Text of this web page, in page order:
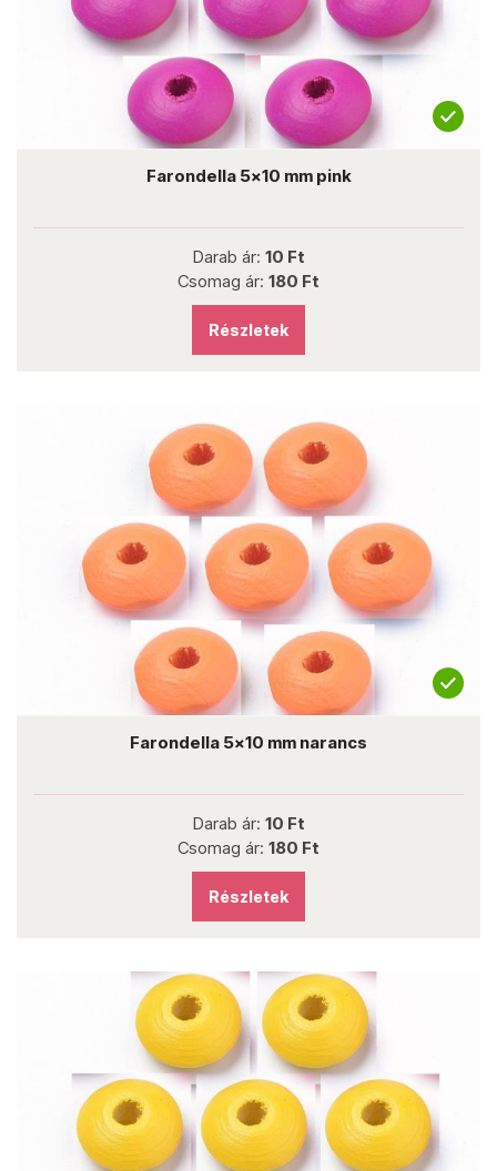
Farondella 5x10 mm pink
Darab ár: 10 Ft
Csomag ár: 180 Ft
Részletek
Farondella 5x10 mm narancs
Darab ár: 10 Ft
Csomag ár: 180 Ft
Részletek